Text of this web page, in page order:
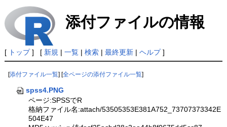
添付ファイルの情報
[ トップ] [ 新規 | 一覧| 検索| 最終更新| ヘルプ]
[添付ファイル一覧 ] [全ページの添付ファイル一覧
spss4.PNG
ページ:SPSSでR
格納ファイル名:attach/53505353E381A752_73707373342E
504E47